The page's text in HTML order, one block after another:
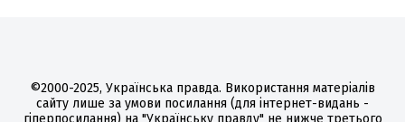
©2000-2025, Українська правда. Використання матеріалів
сайту лише за умови посилання (для інтернет-видань -
гіперпосилання) на "Українську правду" не нижче третього